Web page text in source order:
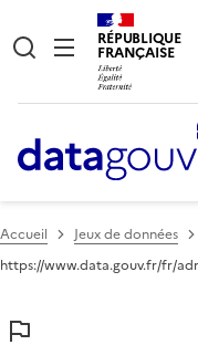
RÉPUBLIQUE
FRANÇAISE
Accueil
Jeux de données
https://www.data.gouv.fr/fr/